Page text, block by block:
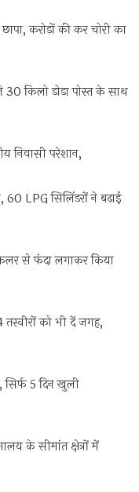
करोड़ों की कर चोरी का
किलो डोडा पोस्त के साथ
निवासी परेशान,
LPG सिलिंडरों ने बढ़ाई
से फंदा लगाकर किया
को भी दें जगह,
सिर्फ 5 दिन खुली
के सीमांत क्षेत्रों में